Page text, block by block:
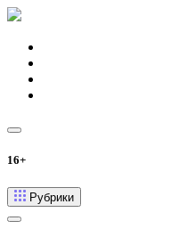
16+
Рубрики